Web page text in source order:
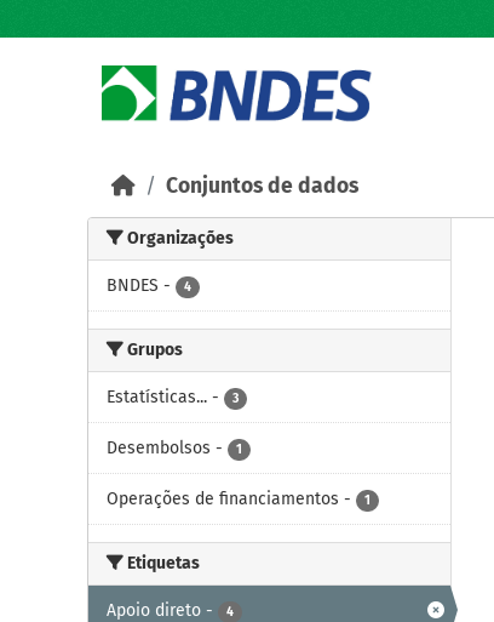
Conjuntos de dados
Organizações
BNDES - 4
Grupos
Estatísticas... - 3
Desembolsos - 1
Operações de financiamentos - 1
Etiquetas
Apoio direto - 4